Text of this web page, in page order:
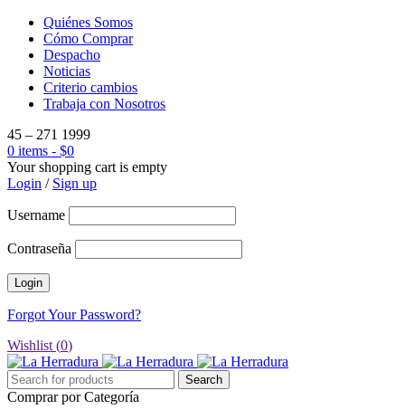
Quiénes Somos
Cómo Comprar
Despacho
Noticias
Criterio cambios
Trabaja con Nosotros
45 – 271 1999
0 items - $0
Your shopping cart is empty
Login / Sign up
Username
Contraseña
Forgot Your Password?
Wishlist (0)
Comprar por Categoría